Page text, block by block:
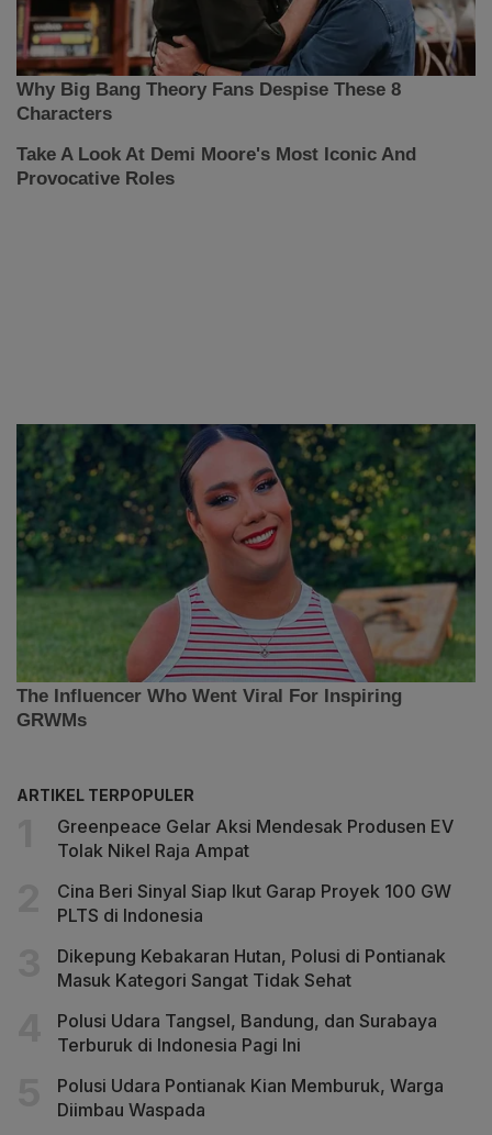
ARTIKEL TERPOPULER
Greenpeace Gelar Aksi Mendesak Produsen EV
Tolak Nikel Raja Ampat
Cina Beri Sinyal Siap Ikut Garap Proyek 100 GW
PLTS di Indonesia
Dikepung Kebakaran Hutan, Polusi di Pontianak
Masuk Kategori Sangat Tidak Sehat
Polusi Udara Tangsel, Bandung, dan Surabaya
Terburuk di Indonesia Pagi Ini
Polusi Udara Pontianak Kian Memburuk, Warga
Diimbau Waspada